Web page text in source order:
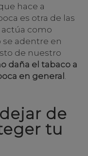
hace a
es otra de las
como
se adentre en
de nuestro
daña el tabaco a
en general
de
tu